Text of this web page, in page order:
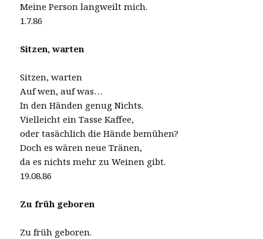
Meine Person langweilt mich.
1.7.86
Sitzen, warten
Sitzen, warten
Auf wen, auf was…
In den Händen genug Nichts.
Vielleicht ein Tasse Kaffee,
oder tasächlich die Hände bemühen?
Doch es wären neue Tränen,
da es nichts mehr zu Weinen gibt.
19.08.86
Zu früh geboren
Zu früh geboren.